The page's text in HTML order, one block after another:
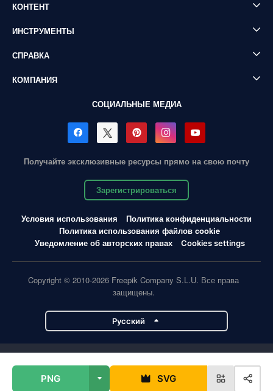
PNG SVG
КОНТЕНТ
ИНСТРУМЕНТЫ
СПРАВКА
КОМПАНИЯ
СОЦИАЛЬНЫЕ МЕДИА
Получайте эксклюзивные ресурсы прямо на свою почту
Зарегистрироваться
Условия использования
Политика конфиденциальности
Политика использования файлов cookie
Уведомление об авторских правах
Cookies settings
Copyright © 2010-2026 Freepik Company S.L.U. Все права
защищены.
Pусский
Flaticon Slidesgo